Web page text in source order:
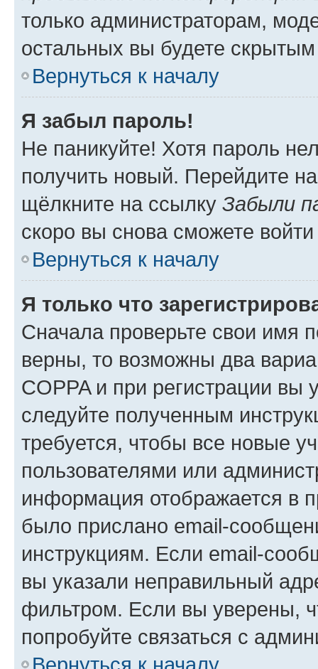
только администраторам,
остальных вы будете
Вернуться к началу
Я забыл пароль!
Не паникуйте! Хотя пароль
получить новый. Перейдите
щёлкните на ссылку Забыли
скоро вы снова сможете
Вернуться к началу
Я только что
Сначала проверьте свои имя
верны, то возможны два
COPPA и при регистрации вы
следуйте полученным
требуется, чтобы все новые
пользователями или
информация отображается в
было прислано email-
инструкциям. Если email-
вы указали неправильный
фильтром. Если вы уверены,
попробуйте связаться с
Вернуться к началу